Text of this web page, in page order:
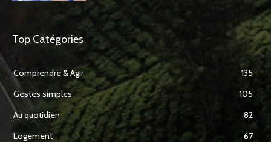
Top Catégories
Comprendre & Agir
135
Gestes simples
105
Au quotidien
82
Logement
67